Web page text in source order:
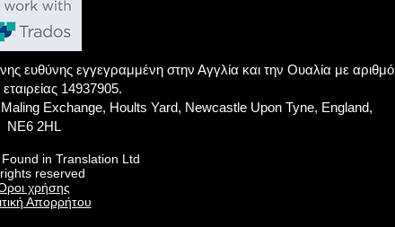
ευθύνης εγγεγραμμένη στην Αγγλία και την Ουαλία με αριθμό
14937905.
Exchange, Hoults Yard, Newcastle Upon Tyne, England,
NE6 2HL
in Translation Ltd
reserved
χρήσης
Απορρήτου